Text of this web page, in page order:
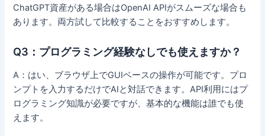
ChatGPT資産がある場合はOpenAI APIがスムーズな場合も
あります。両方試して比較することをおすすめします。
Q3：プログラミング経験なしでも使えますか？
A：はい、ブラウザ上でGUIベースの操作が可能です。プロ
ンプトを入力するだけでAIと対話できます。API利用にはプ
ログラミング知識が必要ですが、基本的な機能は誰でも使
えます。